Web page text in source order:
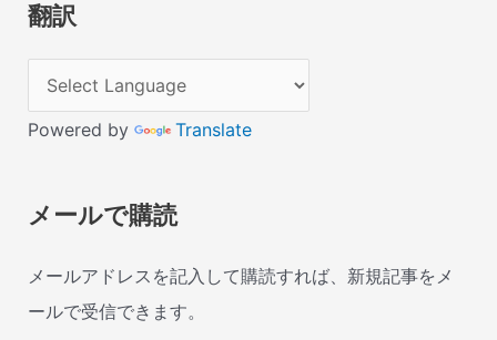
翻訳
Powered by Translate
メールで購読
メールアドレスを記入して購読すれば、新規記事をメ
ールで受信できます。